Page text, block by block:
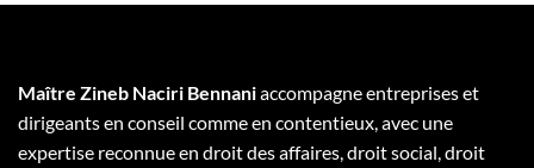
Maître Zineb Naciri Bennaniaccompagne entreprises et
dirigeants en conseil comme en contentieux, avec une
expertise reconnue en droit des affaires, droit social, droit